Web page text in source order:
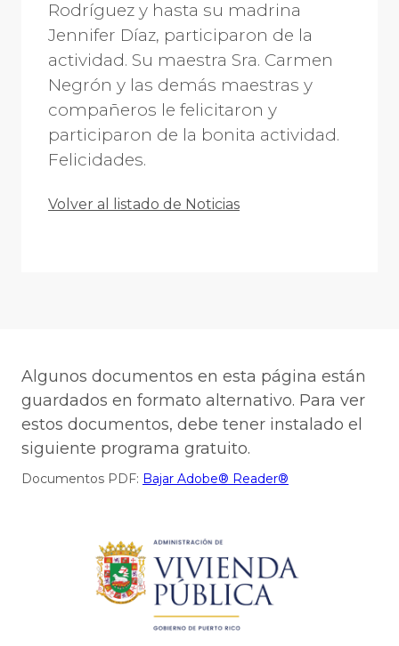
Rodríguez y hasta su madrina
Jennifer Díaz, participaron de la
actividad. Su maestra Sra. Carmen
Negrón y las demás maestras y
compañeros le felicitaron y
participaron de la bonita actividad.
Felicidades.
Volver al listado de Noticias
Algunos documentos en esta página están
guardados en formato alternativo. Para ver
estos documentos, debe tener instalado el
siguiente programa gratuito.
Documentos PDF: Bajar Adobe® Reader®